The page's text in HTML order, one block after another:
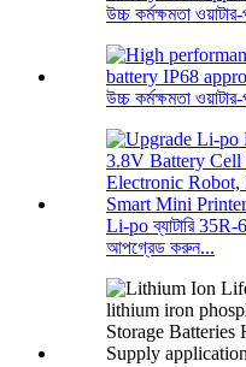
উচ্চ কর্মক্ষমতা
উচ্চ কর্মক্ষমতা
Li-po ব্যাটারি
আপগ্রেড করুন...